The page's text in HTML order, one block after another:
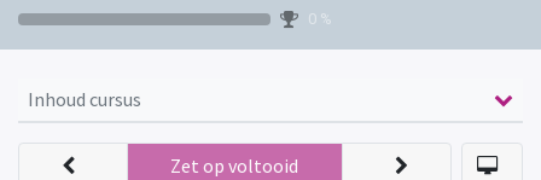
0 %
Inhoud cursus
Zet op voltooid